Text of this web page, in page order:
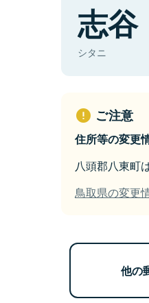
志谷
シタニ
ご注意
住所等の変更
八頭郡八東町
鳥取県の変更
他の